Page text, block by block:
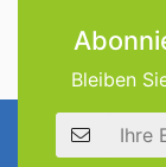
Bleiben
E-Mail